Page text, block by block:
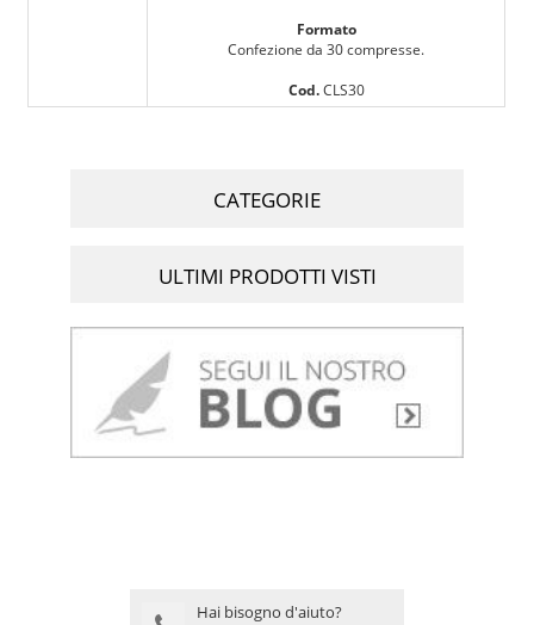
Formato
Confezione da 30 compresse.
Cod.CLS30
CATEGORIE
ULTIMI PRODOTTI VISTI
Hai bisogno d'aiuto?